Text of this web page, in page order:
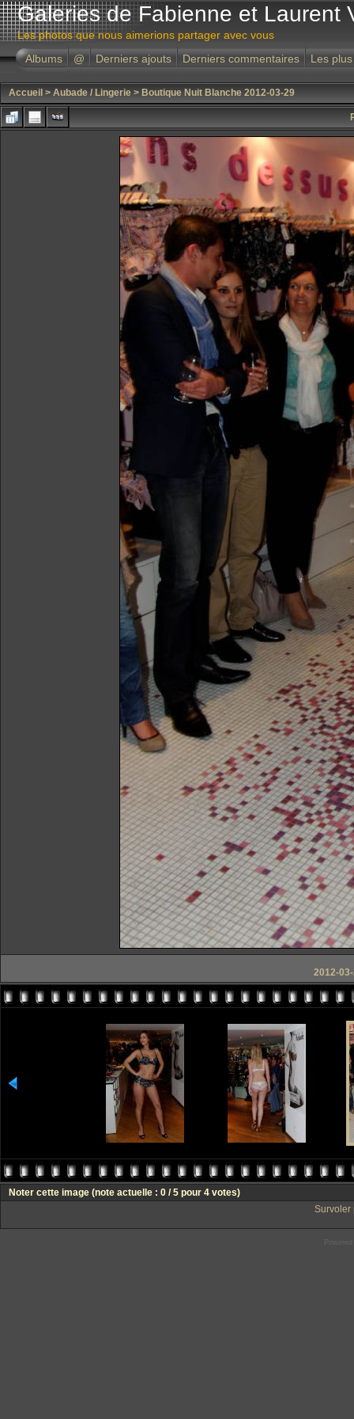
Galeries de Fabienne et Laurent
Les photos que nous aimerions partager avec vous
Albums
@ Derniers ajouts Derniers commentaires Les
Accueil > Aubade / Lingerie > Boutique Nuit Blanche 2012-03-29
2012-
Noter cette image (note actuelle : 0 / 5 pour 4 votes)
Survoler